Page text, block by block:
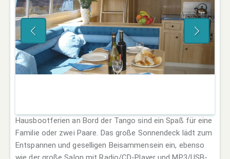
Hausbootferien an Bord der Tango sind ein Spaß für eine
Familie oder zwei Paare. Das große Sonnendeck lädt zum
Entspannen und geselligen Beisammensein ein, ebenso